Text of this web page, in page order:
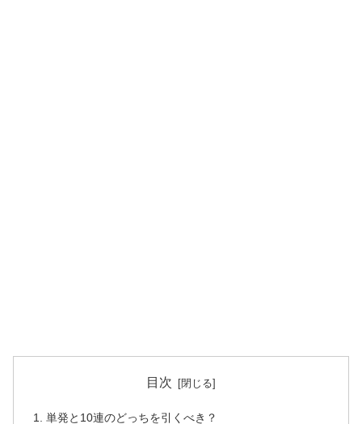
目次
単発と10連のどっちを引くべき？